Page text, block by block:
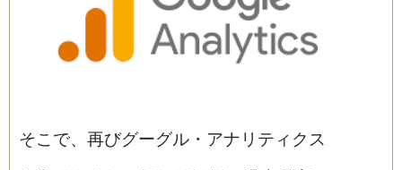
そこで、再びグーグル・アナリティクス